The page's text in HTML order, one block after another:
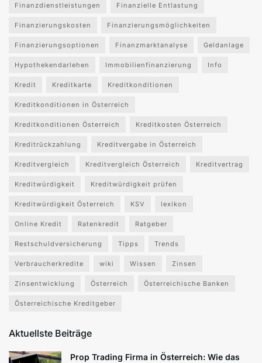
Finanzdienstleistungen Finanzielle Entlastung
Finanzierungskosten Finanzierungsmöglichkeiten
Finanzierungsoptionen Finanzmarktanalyse Geldanlage
Hypothekendarlehen Immobilienfinanzierung Info
Kredit Kreditkarte Kreditkonditionen
Kreditkonditionen in Österreich
Kreditkonditionen Österreich Kreditkosten Österreich
Kreditrückzahlung Kreditvergabe in Österreich
Kreditvergleich Kreditvergleich Österreich Kreditvertrag
Kreditwürdigkeit Kreditwürdigkeit prüfen
Kreditwürdigkeit Österreich KSV lexikon
Online Kredit Ratenkredit Ratgeber
Restschuldversicherung Tipps Trends
Verbraucherkredite wiki Wissen Zinsen
Zinsentwicklung Österreich Österreichische Banken
Österreichische Kreditgeber
Aktuellste Beiträge
Prop Trading Firma in Österreich: Wie das